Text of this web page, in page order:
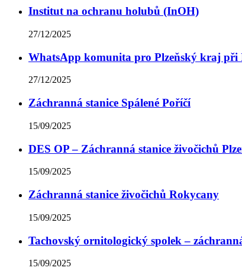
Institut na ochranu holubů (InOH)
27/12/2025
WhatsApp komunita pro Plzeňský kraj
27/12/2025
Záchranná stanice Spálené Poříčí
15/09/2025
DES OP – Záchranná stanice živočichů
15/09/2025
Záchranná stanice živočichů Rokycany
15/09/2025
Tachovský ornitologický spolek –
15/09/2025